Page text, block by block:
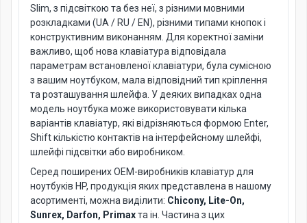
Slim, з підсвіткою та без неї, з різними мовними
розкладками (UA / RU / EN), різними типами кнопок і
конструктивним виконанням. Для коректної заміни
важливо, щоб нова клавіатура відповідала
параметрам встановленої клавіатури, була сумісною
з вашим ноутбуком, мала відповідний тип кріплення
та розташування шлейфа. У деяких випадках одна
модель ноутбука може використовувати кілька
варіантів клавіатур, які відрізняються формою Enter,
Shift кількістю контактів на інтерфейсному шлейфі,
шлейфі підсвітки або виробником.
Серед поширених OEM-виробників клавіатур для
ноутбуків HP, продукція яких представлена в нашому
асортименті, можна виділити: Chicony, Lite-On,
Sunrex, Darfon, Primaxта ін. Частина з цих